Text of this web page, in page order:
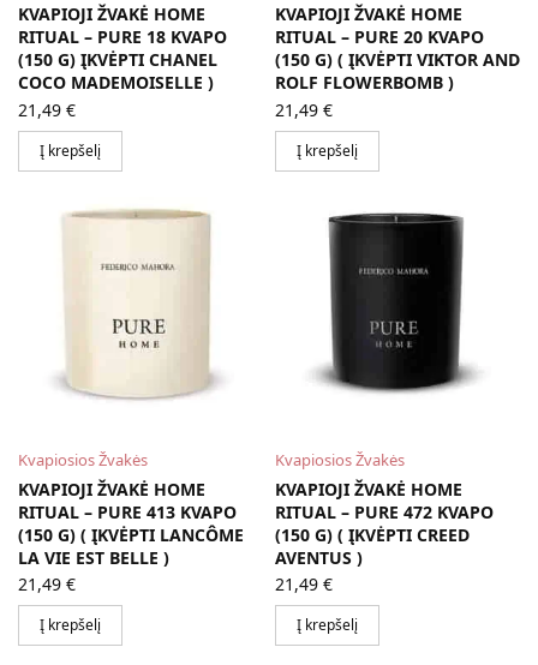
KVAPIOJI ŽVAKĖ HOME
RITUAL – PURE 18 KVAPO
(150 G) ĮKVĖPTI CHANEL
COCO MADEMOISELLE )
21,49 €
Į krepšelį
KVAPIOJI ŽVAKĖ HOME
RITUAL – PURE 20 KVAPO
(150 G) ( ĮKVĖPTI VIKTOR AND
ROLF FLOWERBOMB )
21,49 €
Į krepšelį
Kvapiosios Žvakės
KVAPIOJI ŽVAKĖ HOME
RITUAL – PURE 413 KVAPO
(150 G) ( ĮKVĖPTI LANCÔME
LA VIE EST BELLE )
21,49 €
Į krepšelį
Kvapiosios Žvakės
KVAPIOJI ŽVAKĖ HOME
RITUAL – PURE 472 KVAPO
(150 G) ( ĮKVĖPTI CREED
AVENTUS )
21,49 €
Į krepšelį